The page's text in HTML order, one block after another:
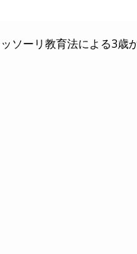
ソーリ教育法による3歳